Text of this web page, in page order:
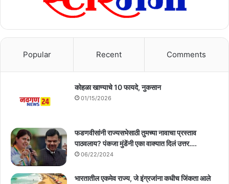
Popular Recent Comments
कोहळा खाण्याचे 10 फायदे, नुकसान
01/15/2026
फडणवीसांनी राज्यसभेसाठी तुमच्या नावाचा प्रस्ताव
पाठवलाय? पंकजा मुंडेंनी एका वाक्यात दिलं उत्तर….
06/22/2024
भारतातील एकमेव राज्य, जे इंग्रजांना कधीच जिंकता आले